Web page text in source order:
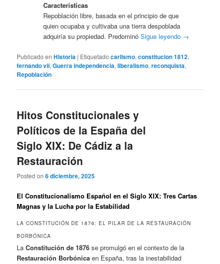
Características
Repoblación libre, basada en el principio de que
quien ocupaba y cultivaba una tierra despoblada
adquiría su propiedad. Predominó Sigue leyendo →
Publicado en Historia | Etiquetado carlismo,constitucion 1812,
fernando vii,Guerra independencia,liberalismo,reconquista,
Repoblación
Hitos Constitucionales y
Políticos de la España del
Siglo XIX: De Cádiz a la
Restauración
Posted on6 diciembre, 2025
El Constitucionalismo Español en el Siglo XIX: Tres Cartas
Magnas y la Lucha por la Estabilidad
LA CONSTITUCIÓN DE 1876: EL PILAR DE LA RESTAURACIÓN
BORBÓNICA
LaConstitución de 1876 se promulgó en el contexto de la
Restauración Borbónica en España, tras la inestabilidad